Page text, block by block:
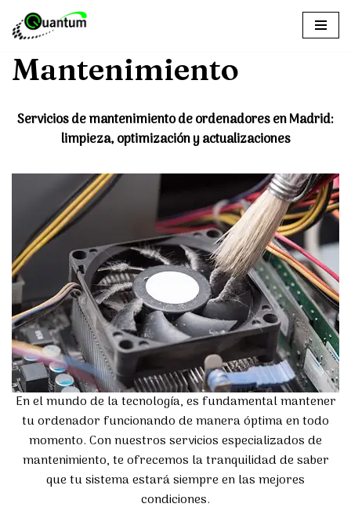
Saltar
al
contenido
Mantenimiento
Servicios de mantenimiento de ordenadores en Madrid:
limpieza, optimización y actualizaciones
En el mundo de la tecnología, es fundamental mantener
tu ordenador funcionando de manera óptima en todo
momento. Con nuestros servicios especializados de
mantenimiento, te ofrecemos la tranquilidad de saber
que tu sistema estará siempre en las mejores
condiciones.